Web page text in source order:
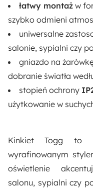
Długość:
27 cm
Rodzaj:
Wiszący
łatwy montaż w
szybko odmieni
uniwersalne
salonie, sypialni czy
gniazdo na
dobranie światła
stopień ochrony
użytkowanie w
Kinkiet Togg to
wyrafinowanym
oświetlenie
salonu, sypialni czy